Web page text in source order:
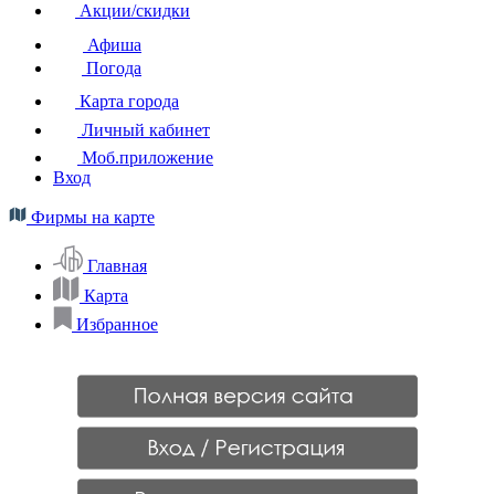
Акции/скидки
Афиша
Погода
Карта города
Личный кабинет
Моб.приложение
Вход
Фирмы на карте
Главная
Карта
Избранное